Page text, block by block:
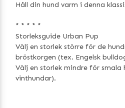
Håll din hund varm i denna
* * * * *
Storleksguide Urban Pup
Välj en storlek större för de
bröstkorgen (tex. Engelsk
Välj en storlek mindre för smala
vinthundar).